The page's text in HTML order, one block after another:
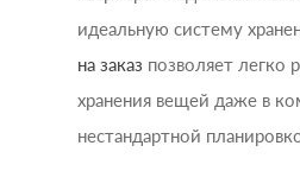
идеальную систему
на заказ позволяет легко
хранения вещей даже в
нестандартной